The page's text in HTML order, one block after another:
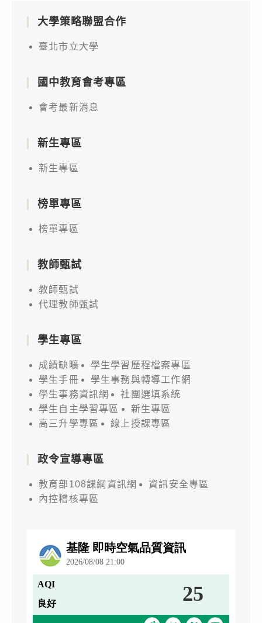
大學策略聯盟合作
臺北市立大學
國中教育會考專區
會考最新消息
新生專區
新生專區
榜單專區
榜單專區
教師甄試
教師甄試
代理教師甄試
學生專區
成績缺曠
學生學習歷程檔案專區
學生手冊
學生事務與轉導工作網
學生事務資訊網
社團選填系統
學生自主學習專區
新生專區
高三升學專區
線上授課專區
政令宣導專區
教育部108課綱資訊網
資訊安全專區
內控稽核專區